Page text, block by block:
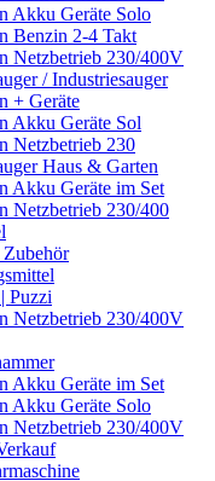
Akku Geräte Solo
Benzin 2-4 Takt
Netzbetrieb 230/400V
/ Industriesauger
+ Geräte
Akku Geräte Sol
Netzbetrieb 230
Haus & Garten
Akku Geräte im Set
Netzbetrieb 230/400
Puzzi
Netzbetrieb 230/400V
Akku Geräte im Set
Akku Geräte Solo
Netzbetrieb 230/400V